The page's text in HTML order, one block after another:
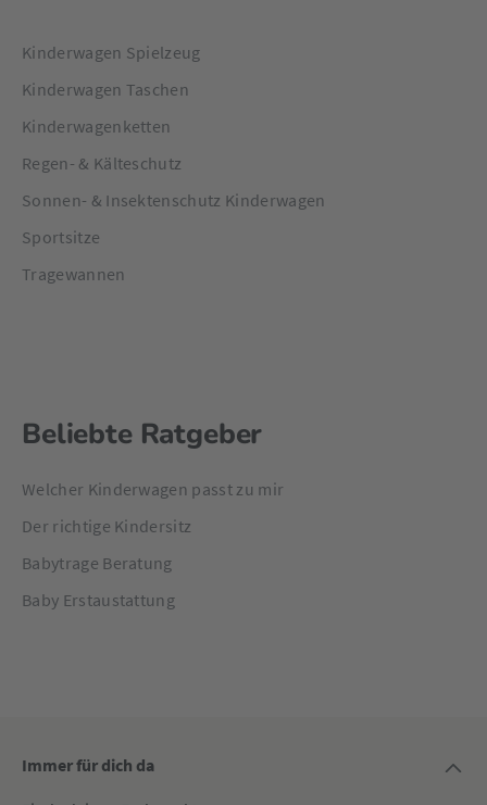
Kinderwagen Spielzeug
Kinderwagen Taschen
Kinderwagenketten
Regen- & Kälteschutz
Sonnen- & Insektenschutz Kinderwagen
Sportsitze
Tragewannen
Beliebte Ratgeber
Welcher Kinderwagen passt zu mir
Der richtige Kindersitz
Babytrage Beratung
Baby Erstaustattung
Immer für dich da